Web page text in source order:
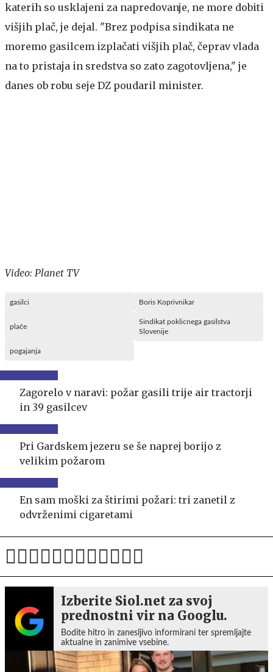
katerih so usklajeni za napredovanje, ne more dobiti
višjih plač, je dejal. "Brez podpisa sindikata ne
moremo gasilcem izplačati višjih plač, čeprav vlada
na to pristaja in sredstva so zato zagotovljena," je
danes ob robu seje DZ poudaril minister.
Video: Planet TV
gasilci Boris Koprivnikar
plače
Sindikat poklicnega gasilstva
Slovenije
pogajanja
Zagorelo v naravi: požar gasili trije air tractorji
in 39 gasilcev
Pri Gardskem jezeru se še naprej borijo z
velikim požarom
En sam moški za štirimi požari: tri zanetil z
odvrženimi cigaretami
Izberite Siol.net za svoj
prednostni vir na Googlu.
Bodite hitro in zanesljivo informirani ter spremljajte
aktualne in zanimive vsebine.